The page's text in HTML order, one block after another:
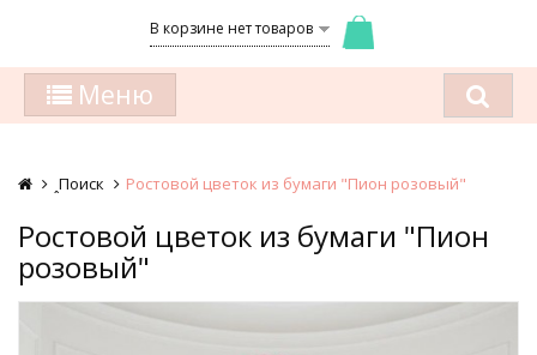
В корзине нет товаров
Меню
ꞈПоиск Ростовой цветок из бумаги "Пион розовый"
Ростовой цветок из бумаги "Пион
розовый"